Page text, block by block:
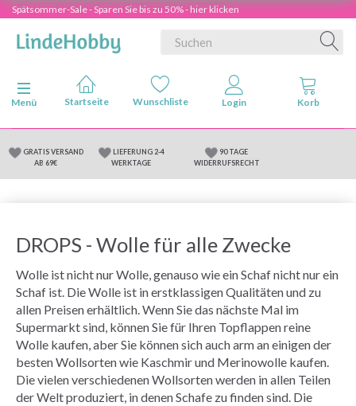
Spätsommer-Sale - Sparen Sie bis zu 50% - hier klicken
Anzeige ändern
Menü
GRATIS VERSAND
AB 69€
LIEFERUNG 2-4
WERKTAGE
90 TAGE
WIDERRUFSRECHT
DROPS - Wolle für alle Zwecke
Wolle ist nicht nur Wolle, genauso wie ein Schaf nicht nur ein
Schaf ist. Die Wolle ist in erstklassigen Qualitäten und zu
allen Preisen erhältlich. Wenn Sie das nächste Mal im
Supermarkt sind, können Sie für Ihren Topflappen reine
Wolle kaufen, aber Sie können sich auch arm an einigen der
besten Wollsorten wie Kaschmir und Merinowolle kaufen.
Die vielen verschiedenen Wollsorten werden in allen Teilen
der Welt produziert, in denen Schafe zu finden sind. Die